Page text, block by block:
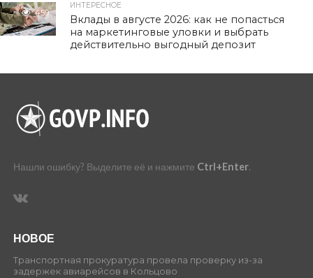
459
ИНТЕРЕСНОЕ
Вклады в августе 2026: как не попасться
на маркетинговые уловки и выбрать
действительно выгодный депозит
Нашли ошибку? Выделите её и нажмите Ctrl+Enter.
НОВОЕ
Транспортная прокуратура провела проверку из-за
задержек авиарейсов в Кольцово